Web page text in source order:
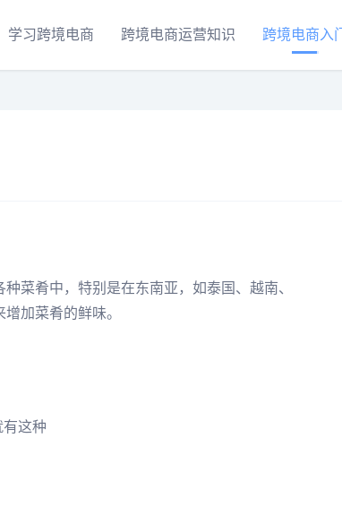
学习跨境电商 跨境电商运营知识 跨境电商入门
菜肴中，特别是在东南亚，如泰国、越南、
加菜肴的鲜味。
这种